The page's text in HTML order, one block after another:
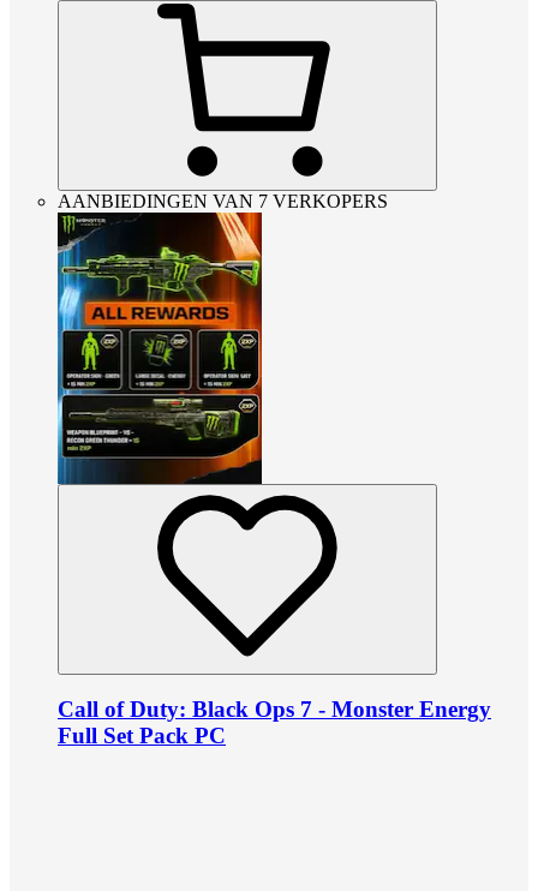
AANBIEDINGEN VAN 7 VERKOPERS
Call of Duty: Black Ops 7 - Monster Energy
Full Set Pack PC